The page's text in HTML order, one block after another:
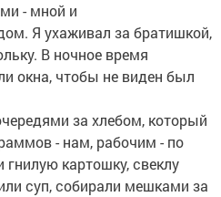
- мной и
Я ухаживал за братишкой,
В ночное время
окна, чтобы не виден был
за хлебом, который
- нам, рабочим - по
картошку, свеклу
суп, собирали мешками за